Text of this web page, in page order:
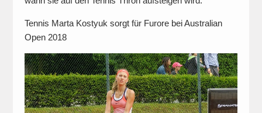
Tennis Marta Kostyuk sorgt für Furore bei Australian
Open 2018